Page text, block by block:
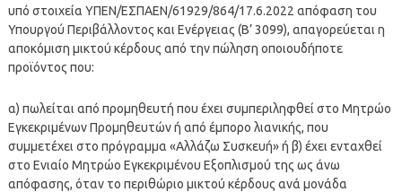
υπό στοιχεία ΥΠΕΝ/ΕΣΠΑΕΝ/61929/864/17.6.2022 απόφαση του
Υπουργού Περιβάλλοντος και Ενέργειας (Β’ 3099), απαγορεύεται η
αποκόμιση μικτού κέρδους από την πώληση οποιουδήποτε
προϊόντος που:
α) πωλείται από προμηθευτή που έχει συμπεριληφθεί στο Μητρώο
Εγκεκριμένων Προμηθευτών ή από έμπορο λιανικής, που
συμμετέχει στο πρόγραμμα «Αλλάζω Συσκευή» ή β) έχει ενταχθεί
στο Ενιαίο Μητρώο Εγκεκριμένου Εξοπλισμού της ως άνω
απόφασης, όταν το περιθώριο μικτού κέρδους ανά μονάδα